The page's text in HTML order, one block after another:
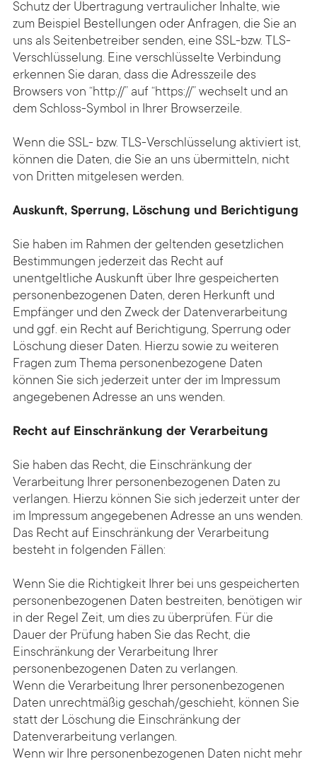
Schutz der Übertragung vertraulicher Inhalte, wie
zum Beispiel Bestellungen oder Anfragen, die Sie an
uns als Seitenbetreiber senden, eine SSL-bzw. TLS-
Verschlüsselung. Eine verschlüsselte Verbindung
erkennen Sie daran, dass die Adresszeile des
Browsers von “http://” auf “https://” wechselt und an
dem Schloss-Symbol in Ihrer Browserzeile.
Wenn die SSL- bzw. TLS-Verschlüsselung aktiviert ist,
können die Daten, die Sie an uns übermitteln, nicht
von Dritten mitgelesen werden.
Auskunft, Sperrung, Löschung und Berichtigung
Sie haben im Rahmen der geltenden gesetzlichen
Bestimmungen jederzeit das Recht auf
unentgeltliche Auskunft über Ihre gespeicherten
personenbezogenen Daten, deren Herkunft und
Empfänger und den Zweck der Datenverarbeitung
und ggf. ein Recht auf Berichtigung, Sperrung oder
Löschung dieser Daten. Hierzu sowie zu weiteren
Fragen zum Thema personenbezogene Daten
können Sie sich jederzeit unter der im Impressum
angegebenen Adresse an uns wenden.
Recht auf Einschränkung der Verarbeitung
Sie haben das Recht, die Einschränkung der
Verarbeitung Ihrer personenbezogenen Daten zu
verlangen. Hierzu können Sie sich jederzeit unter der
im Impressum angegebenen Adresse an uns wenden.
Das Recht auf Einschränkung der Verarbeitung
besteht in folgenden Fällen:
Wenn Sie die Richtigkeit Ihrer bei uns gespeicherten
personenbezogenen Daten bestreiten, benötigen wir
in der Regel Zeit, um dies zu überprüfen. Für die
Dauer der Prüfung haben Sie das Recht, die
Einschränkung der Verarbeitung Ihrer
personenbezogenen Daten zu verlangen.
Wenn die Verarbeitung Ihrer personenbezogenen
Daten unrechtmäßig geschah/geschieht, können Sie
statt der Löschung die Einschränkung der
Datenverarbeitung verlangen.
Wenn wir Ihre personenbezogenen Daten nicht mehr